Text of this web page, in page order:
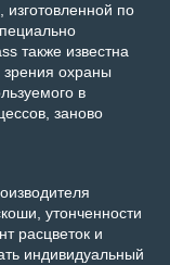
изготовленной по
также известна
зрения охраны
в
заново
утонченности
расцветок и
индивидуальный